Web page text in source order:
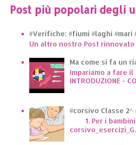
Post più popolari degli
#Verifiche: #fiumi #laghi
Un altro nostro Post
Ma come si fa un
Impariamo a fare
INTRODUZIONE -
#corsivo Classe
1. Per i bambini